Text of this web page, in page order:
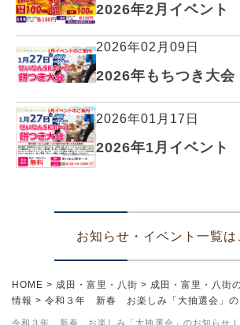
令和３年 新春 お楽しみ「大抽選会」のお知らせ |
2026年2月イベント
2026年02月09日
2026年もちつき大会
2026年01月17日
2026年1月イベント
お知らせ・イベント一覧は
HOME > 成田・富里・八街 > 成田・富里・八街
情報 > 令和３年 新春 お楽しみ「大抽選会」の